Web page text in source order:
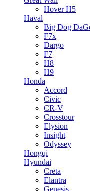
Hover H5
Haval
Big Dog
F7x
Dargo
F7
H8
H9
Honda
Accord
Civic
CR-V
Crosstour
Elysion
Insight
Odyssey
Hongqi
Hyundai
Creta
Elantra
Genesis